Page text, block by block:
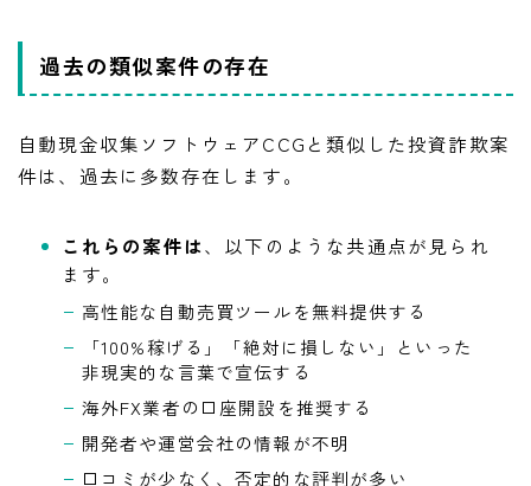
過去の類似案件の存在
自動現金収集ソフトウェアCCGと類似した投資詐欺案
件は、過去に多数存在します。
これらの案件は、以下のような共通点が見られ
ます。
高性能な自動売買ツールを無料提供する
「100%稼げる」「絶対に損しない」といった
非現実的な言葉で宣伝する
海外FX業者の口座開設を推奨する
開発者や運営会社の情報が不明
口コミが少なく、否定的な評判が多い